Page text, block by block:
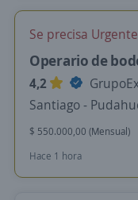
Se precisa Urgente
Operario de
4,2
Santiago -
$ 550.000,00 (Mensual)
Hace 1 hora